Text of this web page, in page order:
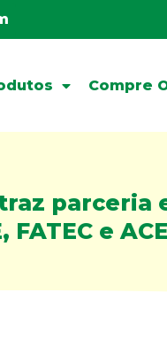
Compre
FATEC e ACE